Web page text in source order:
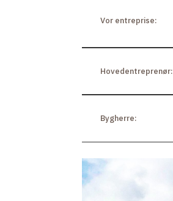
Vor entreprise:
Hovedentreprenør:
Bygherre: